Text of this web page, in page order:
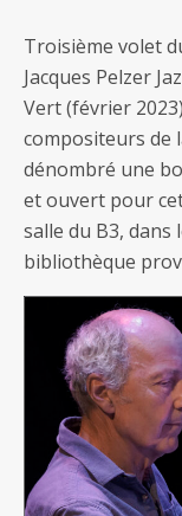
Troisième volet
Jacques Pelzer
Vert (février
compositeurs de
dénombré une
et ouvert pour
salle du B3,
bibliothèque